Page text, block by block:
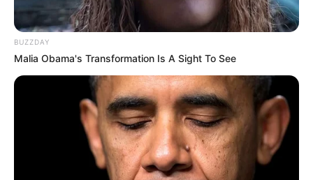
BUZZDAY
Malia Obama's Transformation Is A Sight To See